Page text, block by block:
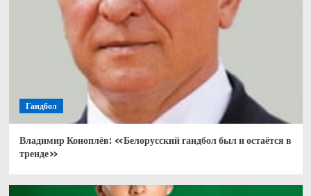
Гандбол
Владимир Коноплёв: «Белорусский гандбол был и остаётся в
тренде»